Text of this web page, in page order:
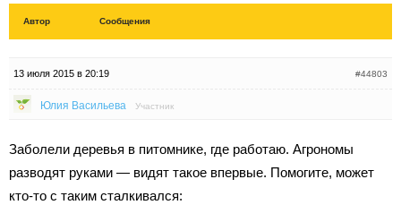
Автор Сообщения
13 июля 2015 в 20:19 #44803
Юлия Васильева Участник
Заболели деревья в питомнике, где работаю. Агрономы
разводят руками — видят такое впервые. Помогите, может
кто-то с таким сталкивался: